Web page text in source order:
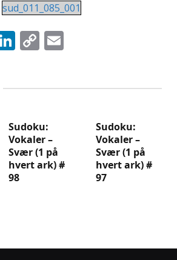
sud_011_085_001
LinkedIn
Copy
Sudoku:
Vokaler –
Svær (1 på
hvert ark) #
98
Sudoku:
Vokaler –
Svær (1 på
hvert ark) #
97